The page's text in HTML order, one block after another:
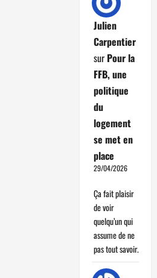
Julien
Carpentier
sur Pour la
FFB, une
politique
du
logement
se met en
place
29/04/2026
Ça fait plaisir
de voir
quelqu’un qui
assume de ne
pas tout savoir.